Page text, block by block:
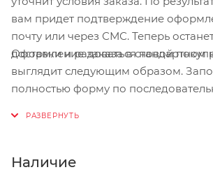
вам придет подтверждение
почту или через СМС. Теперь
доставки и радоваться новой
Оформление заказа в стандартном
выглядит следующим образом.
полностью форму по
Нажмите кнопку «Оформить заказ».
Наличие